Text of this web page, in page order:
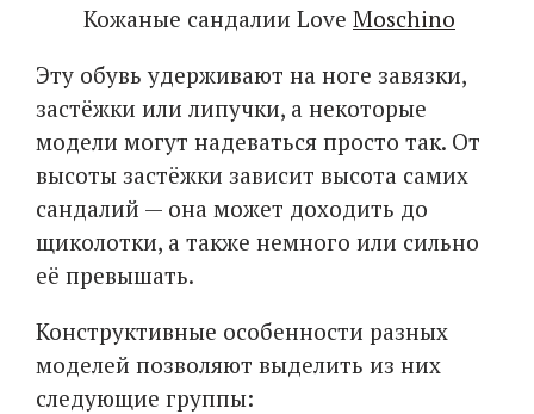
Кожаные сандалии Love Moschino
Эту обувь удерживают на ноге завязки,
застёжки или липучки, а некоторые
модели могут надеваться просто так. От
высоты застёжки зависит высота самих
сандалий — она может доходить до
щиколотки, а также немного или сильно
её превышать.
Конструктивные особенности разных
моделей позволяют выделить из них
следующие группы: